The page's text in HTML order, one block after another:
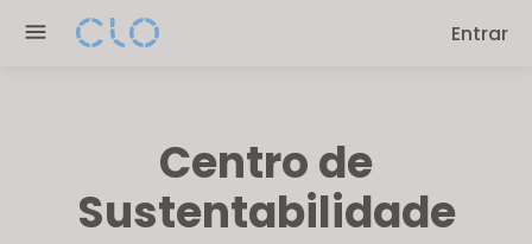
note:
accessibility
Entrar
Centro de
Sustentabilidade